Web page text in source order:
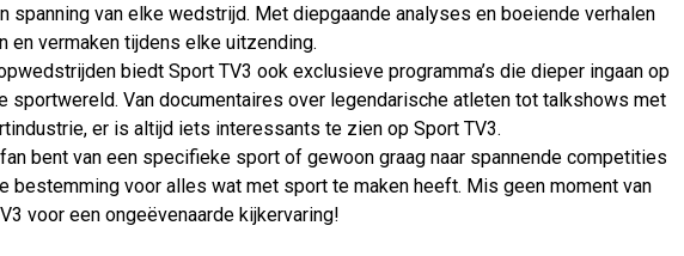
spanning van elke wedstrijd. Met diepgaande analyses en boeiende verhalen
en vermaken tijdens elke uitzending.
biedt Sport TV3 ook exclusieve programma’s die dieper ingaan op
sportwereld. Van documentaires over legendarische atleten tot talkshows met
er is altijd iets interessants te zien op Sport TV3.
bent van een specifieke sport of gewoon graag naar spannende competities
bestemming voor alles wat met sport te maken heeft. Mis geen moment van
voor een ongeëvenaarde kijkervaring!